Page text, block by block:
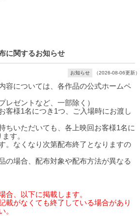
に関するお知らせ
お知らせ （2026-08-06更新）
容については、各作品の公式ホームペ
ゼントなど、一部除く）
客様1名につき1つ、ご入場時にお渡し
ちいただいても、各上映回お客様1名に
す。
。なくなり次第配布終了となりますの
の場合、配布対象や配布方法が異なる
、以下に掲載します。
載がなくても終了している場合があり
。